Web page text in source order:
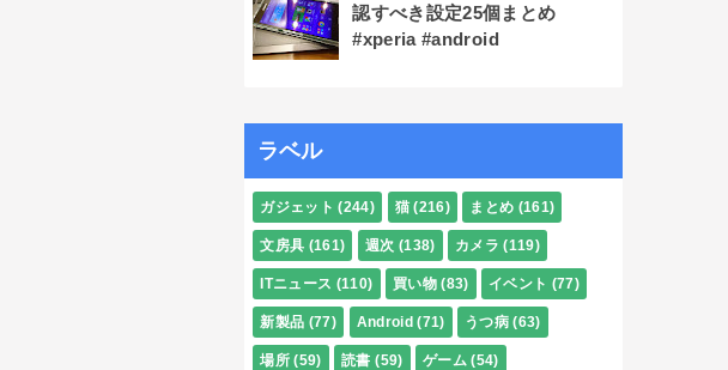
認すべき設定25個まとめ
#xperia #android
ラベル
ガジェット (244) 猫 (216) まとめ (161)
文房具 (161) 週次 (138) カメラ (119)
ITニュース (110) 買い物 (83) イベント (77)
新製品 (77) Android (71) うつ病 (63)
場所 (59) 読書 (59) ゲーム (54)